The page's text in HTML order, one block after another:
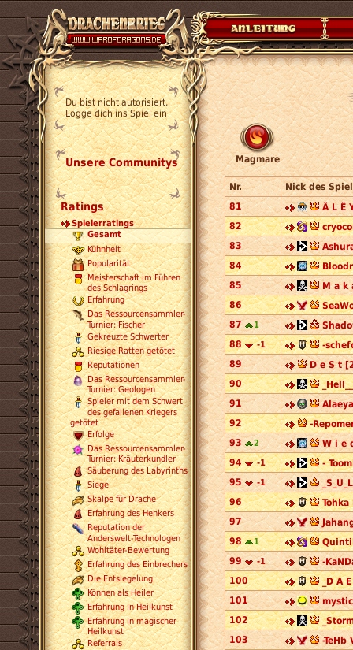
Du bist nicht autorisiert.
Logge dich ins Spiel ein
Unsere Communitys
Ratings
Spielerratings
Gesamt
Kühnheit
Popularität
Meisterschaft im Führen
des Schlagrings
Erfahrung
Das Ressourcensammler-
Turnier: Fischer
Gekreuzte Schwerter
Riesige Ratten getötet
Reputationen
Das Ressourcensammler-
Turnier: Geologen
Spieler mit dem Schwert
des gefallenen Kriegers
getötet
Erfolge
Das Ressourcensammler-
Turnier: Kräuterkundler
Säuberung des Labyrinths
Siege
Skalpe für Drache
Erfahrung des Henkers
Reputation der
Anderswelt-Technologen
Wohltäter-Bewertung
Erfahrung des Einbrechers
Die Entsiegelung
Können als Heiler
Erfahrung in Heilkunst
Erfahrung in magischer
Heilkunst
Referrals
Magmare
Nr.
Nick des
81
Â L Ê
82
83
84
85
M a k
86
87
1
88
-1
-
89
D e S t
90
91
92
-
93
2
W i e
94
-1
-
95
-1
96
97
98
1
99
-1
-
100
_D A
101
102
103
-TeHb